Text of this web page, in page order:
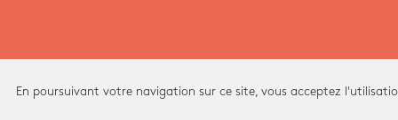
En poursuivant votre navigation sur ce site, vous acceptez